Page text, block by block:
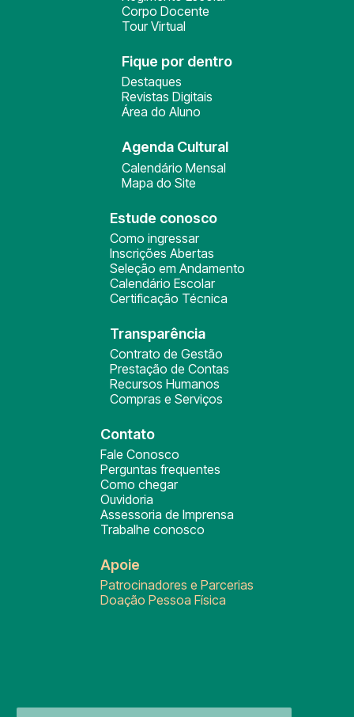
Corpo Docente
Tour Virtual
Fique por dentro
Destaques
Revistas Digitais
Área do Aluno
Agenda Cultural
Calendário Mensal
Mapa do Site
Estude conosco
Como ingressar
Inscrições Abertas
Seleção em Andamento
Calendário Escolar
Certificação Técnica
Transparência
Contrato de Gestão
Prestação de Contas
Recursos Humanos
Compras e Serviços
Contato
Fale Conosco
Perguntas frequentes
Como chegar
Ouvidoria
Assessoria de Imprensa
Trabalhe conosco
Apoie
Patrocinadores e Parcerias
Doação Pessoa Física